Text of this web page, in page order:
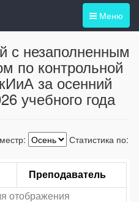
Меню
с незаполненным
по контрольной
за осенний
учебного года
Статистика по:
Преподаватель
отображения